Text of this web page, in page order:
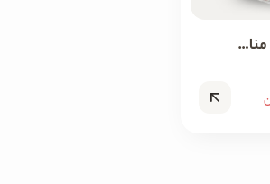
کتاب تغذیه مناسب دوران بارداری و سلامت کودک با علم گروه خون